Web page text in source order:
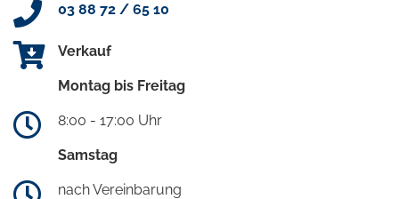
03 88 72 / 65 10
Verkauf
Montag bis Freitag
8:00 - 17:00 Uhr
Samstag
nach Vereinbarung